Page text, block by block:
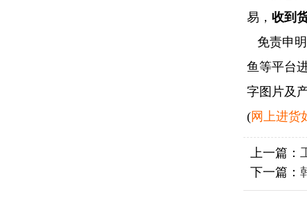
易， 收到
免责申
鱼等平台
字图片及
(网上进货
上一篇：
下一篇：